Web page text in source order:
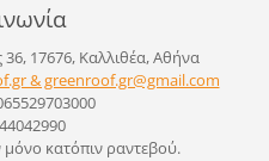
17676, Καλλιθέα, Αθήνα
& greenroof.gr@gmail.com
μόνο κατόπιν ραντεβού.